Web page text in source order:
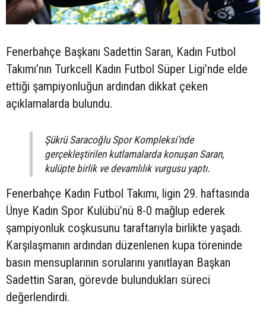
Fenerbahçe Başkanı Sadettin Saran, Kadın Futbol
Takımı’nın Turkcell Kadın Futbol Süper Ligi’nde elde
ettiği şampiyonluğun ardından dikkat çeken
açıklamalarda bulundu.
Şükrü Saracoğlu Spor Kompleksi’nde
gerçekleştirilen kutlamalarda konuşan Saran,
kulüpte birlik ve devamlılık vurgusu yaptı.
Fenerbahçe Kadın Futbol Takımı, ligin 29. haftasında
Ünye Kadın Spor Kulübü’nü 8-0 mağlup ederek
şampiyonluk coşkusunu taraftarıyla birlikte yaşadı.
Karşılaşmanın ardından düzenlenen kupa töreninde
basın mensuplarının sorularını yanıtlayan Başkan
Sadettin Saran, görevde bulundukları süreci
değerlendirdi.